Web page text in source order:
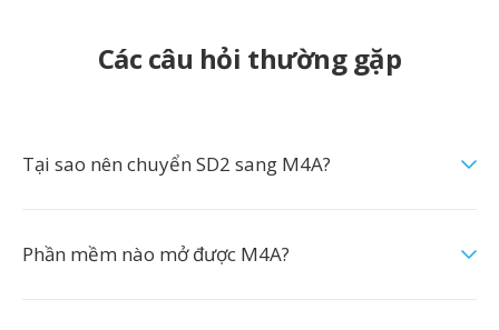
Các câu hỏi thường gặp
Tại sao nên chuyển SD2 sang M4A?
Phần mềm nào mở được M4A?